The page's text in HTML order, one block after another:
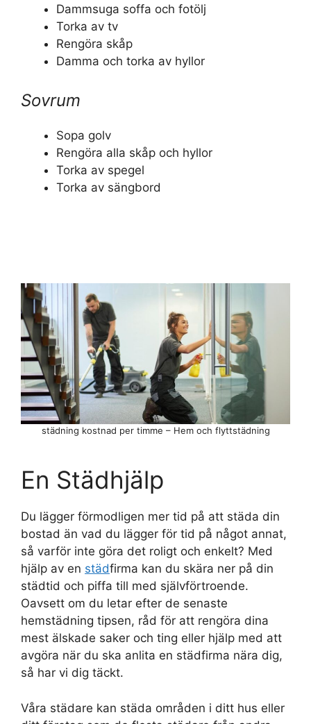
Dammsuga soffa och fotölj
Torka av tv
Rengöra skåp
Damma och torka av hyllor
Sovrum
Sopa golv
Rengöra alla skåp och hyllor
Torka av spegel
Torka av sängbord
En Städhjälp
Du lägger förmodligen mer tid på att städa din
bostad än vad du lägger för tid på något annat,
så varför inte göra det roligt och enkelt? Med
hjälp av en städfirma kan du skära ner på din
städtid och piffa till med självförtroende.
Oavsett om du letar efter de senaste
hemstädning tipsen, råd för att rengöra dina
mest älskade saker och ting eller hjälp med att
avgöra när du ska anlita en städfirma nära dig,
så har vi dig täckt.
Våra städare kan städa områden i ditt hus eller
städning kostnad per timme – Hem och flyttstädning